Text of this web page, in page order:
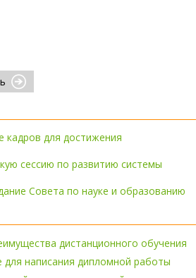
кадров для достижения
сессию по развитию системы
Совета по науке и образованию
дистанционного обучения
для написания дипломной работы